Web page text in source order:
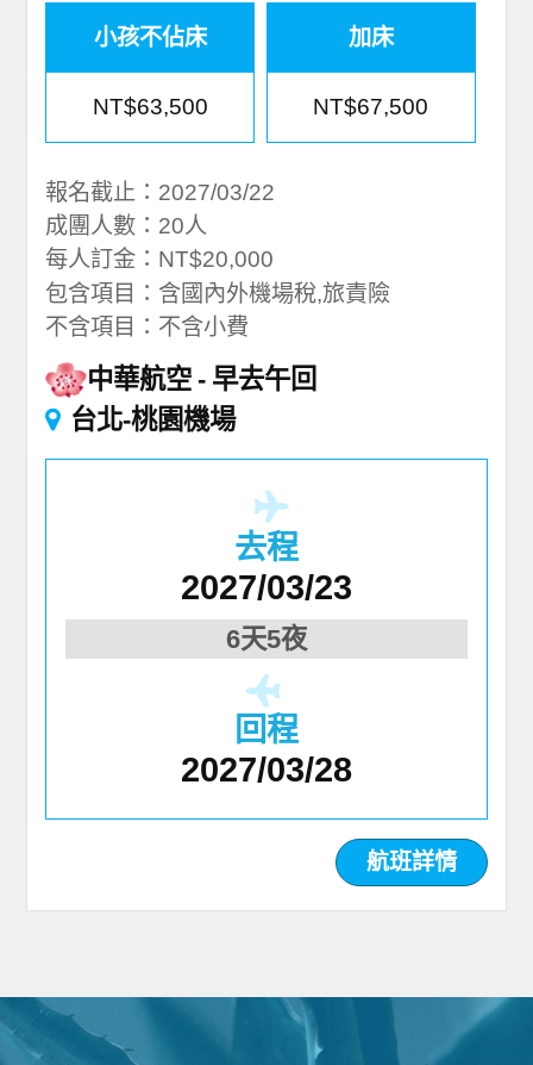
小孩不佔床
NT$63,500
加床
NT$67,500
報名截止：2027/03/22
成團人數：20人
每人訂金：NT$20,000
包含項目：含國內外機場稅,旅責險
不含項目：不含小費
中華航空
早去午回
台北-桃園機場
去程
2027/03/23
6天5夜
回程
2027/03/28
航班詳情